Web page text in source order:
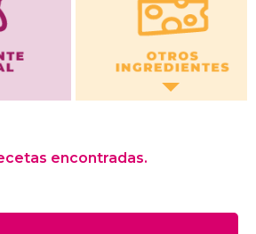
encontradas.